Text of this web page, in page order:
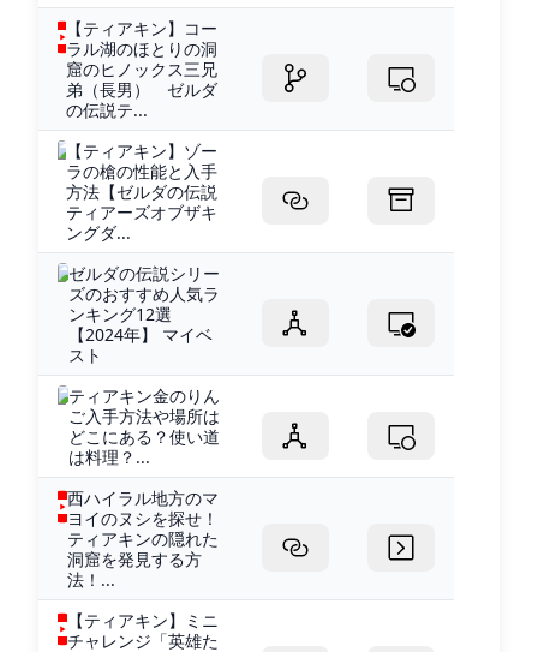
【ティアキン】コー
ラル湖のほとりの洞
窟のヒノックス三兄
弟（長男） ゼルダ
の伝説テ...
【ティアキン】ゾー
ラの槍の性能と入手
方法【ゼルダの伝説
ティアーズオブザキ
ングダ...
ゼルダの伝説シリー
ズのおすすめ人気ラ
ンキング12選
【2024年】 マイベ
スト
ティアキン金のりん
ご入手方法や場所は
どこにある？使い道
は料理？...
西ハイラル地方のマ
ヨイのヌシを探せ！
ティアキンの隠れた
洞窟を発見する方
法！...
【ティアキン】ミニ
チャレンジ「英雄た